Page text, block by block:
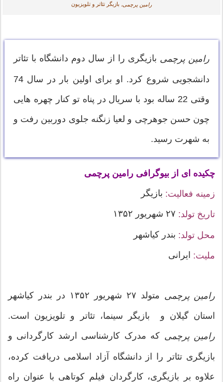
رامین پرچمی، بازیگر تئاتر و تلویزیون
رامین پرچمی بازیگری را از سال دوم دانشگاه با تئاتر
دانشجویی شروع کرد. او برای اولین بار در سال 74
وقتی 22 ساله بود با سریال در پناه تو کنار چهره هایی
چون حسن جوهرچی و لعیا زنگنه جلوی دوربین رفت و
به شهرت رسید.
چکیده ای از بیوگرافی رامین پرچمی
زمینه فعالیت: بازیگر
تاریخ تولد:
محل تولد: بندر کیاشهر
ملیت: ایرانی
رامین پرچمی متولد ۲۷ شهریور ۱۳۵۲ در بندر کیاشهر
استان گیلان و بازیگر سینما، تئاتر و تلویزیون است.
رامین پرچمی که مدرک کارشناسی ارشد کارگردانی و
بازیگری تئاتر را از دانشگاه آزاد اسلامی دریافت کرده،
علاوه بر بازیگری، کارگردان فیلم کوتاهی با عنوان راه